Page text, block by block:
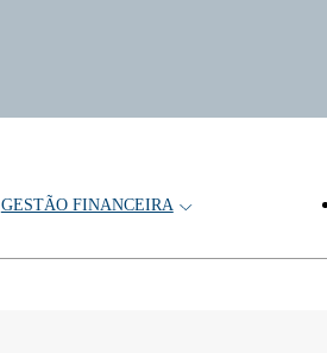
GESTÃO FINANCEIRA